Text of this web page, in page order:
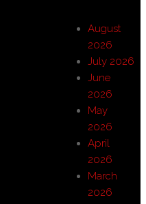
August
2026
July 2026
June
2026
May
2026
April
2026
March
2026